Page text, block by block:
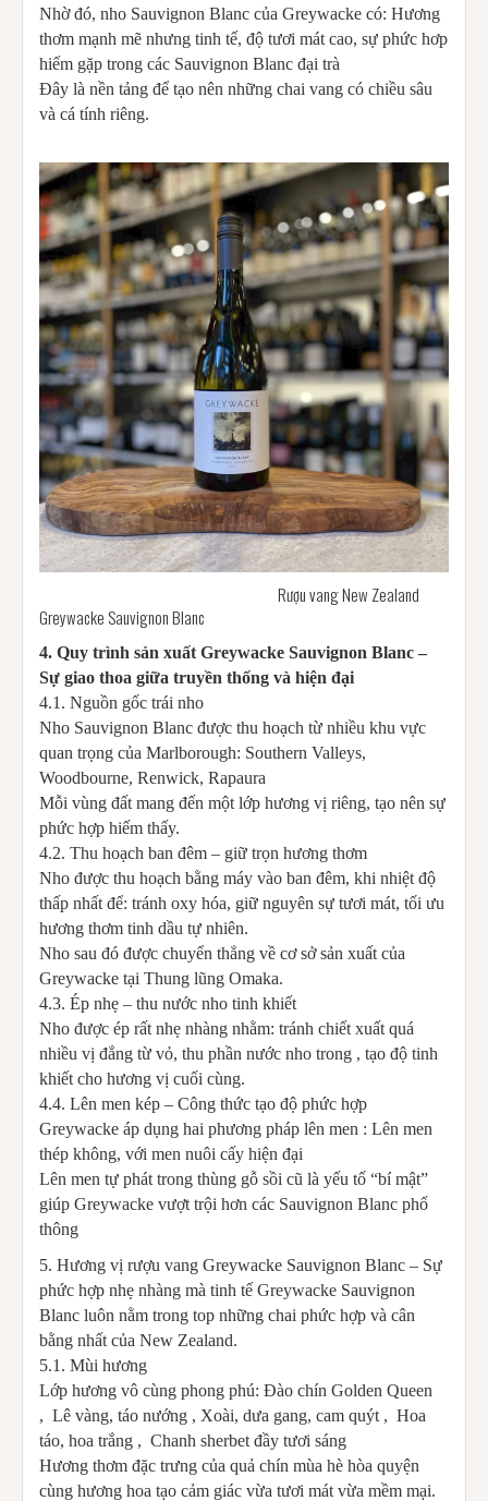
Nhờ đó, nho Sauvignon Blanc của Greywacke có: Hương
thơm mạnh mẽ nhưng tinh tế, độ tươi mát cao, sự phức hơp
hiếm gặp trong các Sauvignon Blanc đại trà
Đây là nền tảng để tạo nên những chai vang có chiều sâu
và cá tính riêng.
Rượu vang New Zealand
Greywacke Sauvignon Blanc
4. Quy trình sản xuất Greywacke Sauvignon Blanc –
Sự giao thoa giữa truyền thống và hiện đại
4.1. Nguồn gốc trái nho
Nho Sauvignon Blanc được thu hoạch từ nhiều khu vực
quan trọng của Marlborough: Southern Valleys,
Woodbourne, Renwick, Rapaura
Mỗi vùng đất mang đến một lớp hương vị riêng, tạo nên sự
phức hợp hiếm thấy.
4.2. Thu hoạch ban đêm – giữ trọn hương thơm
Nho được thu hoạch bằng máy vào ban đêm, khi nhiệt độ
thấp nhất để: tránh oxy hóa, giữ nguyên sự tươi mát, tối ưu
hương thơm tinh dầu tự nhiên.
Nho sau đó được chuyển thẳng về cơ sở sản xuất của
Greywacke tại Thung lũng Omaka.
4.3. Ép nhẹ – thu nước nho tinh khiết
Nho được ép rất nhẹ nhàng nhằm: tránh chiết xuất quá
nhiều vị đắng từ vỏ, thu phần nước nho trong , tạo độ tinh
khiết cho hương vị cuối cùng.
4.4. Lên men kép – Công thức tạo độ phức hợp
Greywacke áp dụng hai phương pháp lên men : Lên men
thép không, với men nuôi cấy hiện đại
Lên men tự phát trong thùng gỗ sồi cũ là yếu tố “bí mật”
giúp Greywacke vượt trội hơn các Sauvignon Blanc phổ
thông
5. Hương vị rượu vang Greywacke Sauvignon Blanc – Sự
phức hợp nhẹ nhàng mà tinh tế Greywacke Sauvignon
Blanc luôn nằm trong top những chai phức hợp và cân
bằng nhất của New Zealand.
5.1. Mùi hương
Lớp hương vô cùng phong phú: Đào chín Golden Queen
, Lê vàng, táo nướng , Xoài, dưa gang, cam quýt , Hoa
táo, hoa trắng , Chanh sherbet đầy tươi sáng
Hương thơm đặc trưng của quả chín mùa hè hòa quyện
cùng hương hoa tạo cảm giác vừa tươi mát vừa mềm mại.